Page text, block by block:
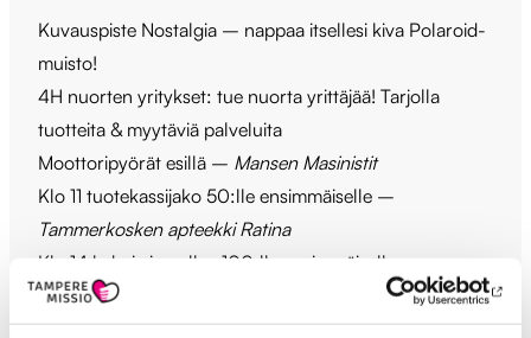
Kuvauspiste Nostalgia – nappaa itsellesi kiva Polaroid-
muisto!
4H nuorten yritykset: tue nuorta yrittäjää! Tarjolla
tuotteita & myytäviä palveluita
Moottoripyörät esillä – Mansen Masinistit
Klo 11 tuotekassijako 50:lle ensimmäiselle –
Tammerkosken apteekki Ratina
Klo 14 kahvia ja pullaa 100:lle ensimmäiselle –
Espresso House Ratina